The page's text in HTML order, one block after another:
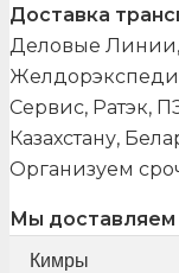
Доставка
Деловые Линии,
Сервис, Ратэк,
Казахстану,
Организуем
Мы доставляем